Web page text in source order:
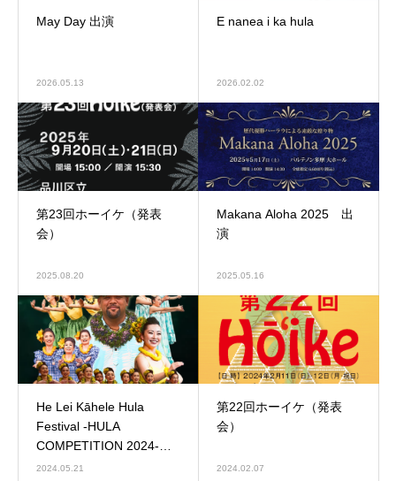
May Day 出演
2026.05.13
E nanea i ka hula
2026.02.02
第23回ホーイケ（発表
会）
2025.08.20
Makana Aloha 2025 出
演
2025.05.16
He Lei Kāhele Hula
Festival -HULA
COMPETITION 2024-出
場
2024.05.21
第22回ホーイケ（発表
会）
2024.02.07